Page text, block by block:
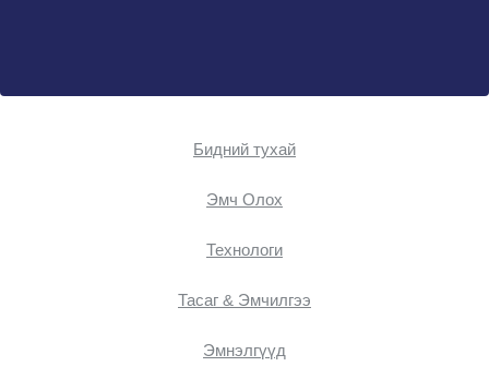
Бидний тухай
Эмч Oлох
Технологи
Тасаг & Эмчилгээ
Эмнэлгүүд